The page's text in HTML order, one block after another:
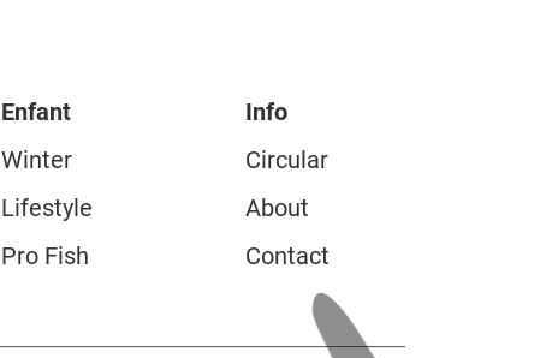
Enfant
Winter
Lifestyle
Pro Fish
Info
Circular
About
Contact